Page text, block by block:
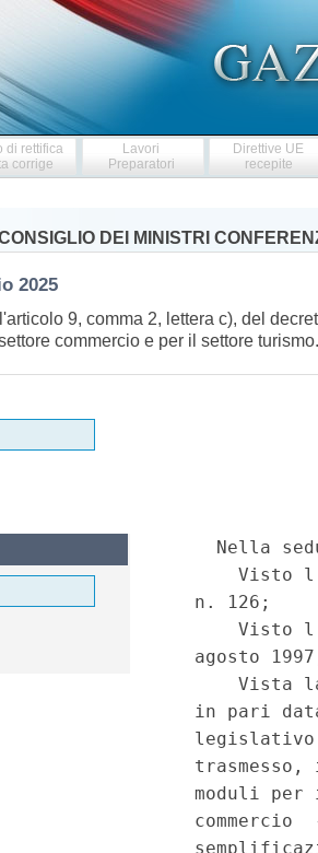
di rettifica
corrige
Lavori
Preparatori
Direttive UE
recepite
DEI MINISTRI
2025
9, comma 2, lettera c), del
commercio e per il settore